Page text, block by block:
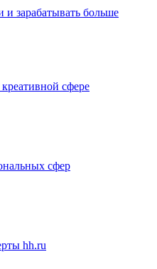
и зарабатывать больше
сфере
сфер
hh.ru